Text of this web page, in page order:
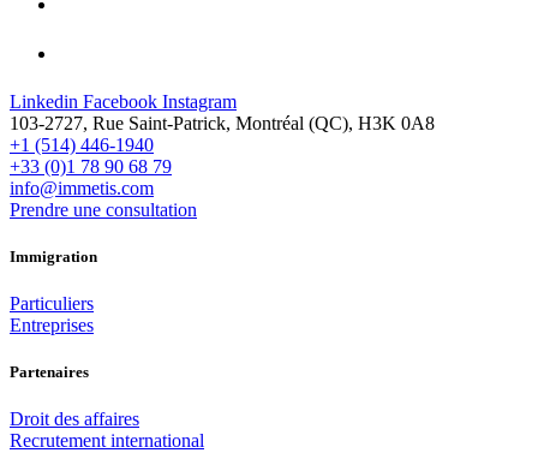
Linkedin Facebook Instagram
103-2727, Rue Saint-Patrick, Montréal (QC), H3K 0A8
+1 (514) 446-1940
+33 (0)1 78 90 68 79
info@immetis.com
Prendre une consultation
Immigration
Particuliers
Entreprises
Partenaires
Droit des affaires
Recrutement international